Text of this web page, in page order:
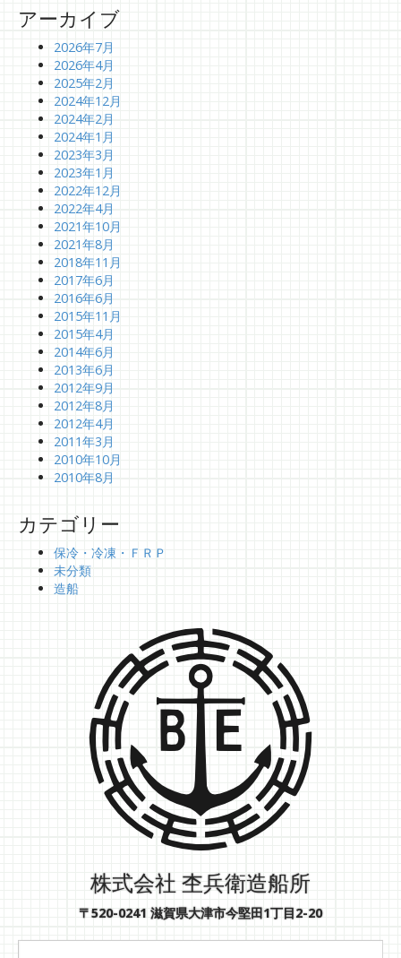
アーカイブ
2026年7月
2026年4月
2025年2月
2024年12月
2024年2月
2024年1月
2023年3月
2023年1月
2022年12月
2022年4月
2021年10月
2021年8月
2018年11月
2017年6月
2016年6月
2015年11月
2015年4月
2014年6月
2013年6月
2012年9月
2012年8月
2012年4月
2011年3月
2010年10月
2010年8月
カテゴリー
保冷・冷凍・ＦＲＰ
未分類
造船
株式会社 杢兵衛造船所
〒520-0241 滋賀県大津市今堅田1丁目2-20